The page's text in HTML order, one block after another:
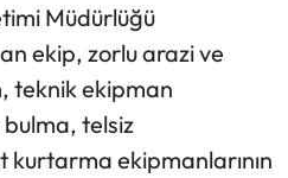
Müdürlüğü
ekip, zorlu arazi ve
teknik ekipman
bulma, telsiz
ekipmanlarının